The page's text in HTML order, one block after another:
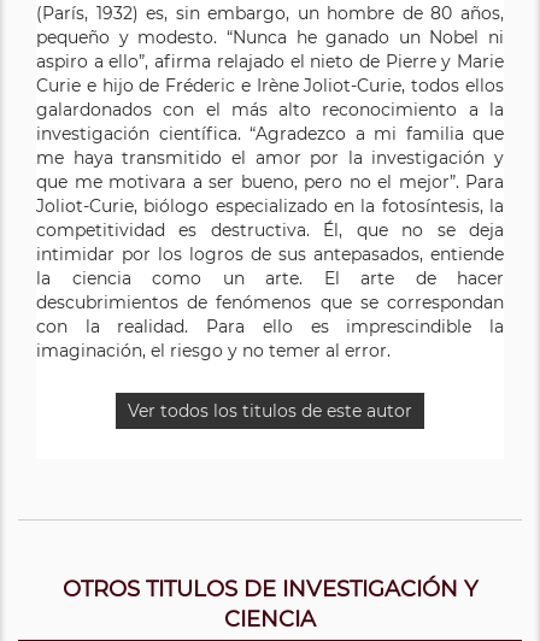
(París, 1932) es, sin embargo, un hombre de 80 años,
pequeño y modesto. “Nunca he ganado un Nobel ni
aspiro a ello”, afirma relajado el nieto de Pierre y Marie
Curie e hijo de Fréderic e Irène Joliot-Curie, todos ellos
galardonados con el más alto reconocimiento a la
investigación científica. “Agradezco a mi familia que
me haya transmitido el amor por la investigación y
que me motivara a ser bueno, pero no el mejor”. Para
Joliot-Curie, biólogo especializado en la fotosíntesis, la
competitividad es destructiva. Él, que no se deja
intimidar por los logros de sus antepasados, entiende
la ciencia como un arte. El arte de hacer
descubrimientos de fenómenos que se correspondan
con la realidad. Para ello es imprescindible la
imaginación, el riesgo y no temer al error.
Ver todos los titulos de este autor
OTROS TITULOS DE INVESTIGACIÓN Y
CIENCIA